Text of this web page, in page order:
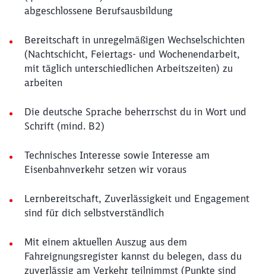
abgeschlossene Berufsausbildung
Bereitschaft in unregelmäßigen Wechselschichten
(Nachtschicht, Feiertags- und Wochenendarbeit,
mit täglich unterschiedlichen Arbeitszeiten) zu
arbeiten
Die deutsche Sprache beherrschst du in Wort und
Schrift (mind. B2)
Technisches Interesse sowie Interesse am
Eisenbahnverkehr setzen wir voraus
Lernbereitschaft, Zuverlässigkeit und Engagement
sind für dich selbstverständlich
Mit einem aktuellen Auszug aus dem
Fahreignungsregister kannst du belegen, dass du
zuverlässig am Verkehr teilnimmst (Punkte sind